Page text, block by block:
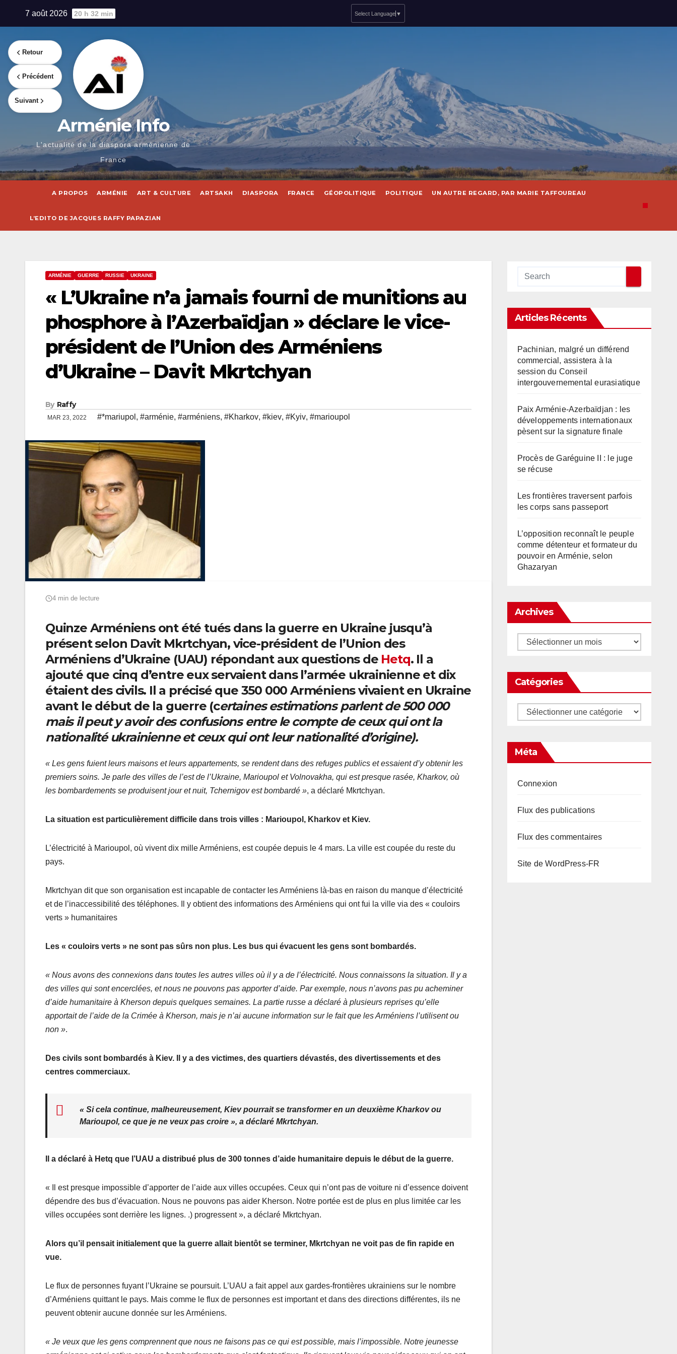
7 août 2026 20 h 32 min Select Language ▼
Arménie Info
L'actualité de la diaspora arménienne de
France
A PROPOS ARMÉNIE ART & CULTURE ARTSAKH DIASPORA FRANCE GÉOPOLITIQUE POLITIQUE UN AUTRE REGARD, PAR MARIE TAFFOUREAU
L’EDITO DE JACQUES RAFFY PAPAZIAN
ARMÉNIE GUERRE RUSSIE UKRAINE
« L’Ukraine n’a jamais fourni de munitions au
phosphore à l’Azerbaïdjan » déclare le vice-
président de l’Union des Arméniens
d’Ukraine – Davit Mkrtchyan
By Raffy
MAR 23, 2022 #*mariupol , #arménie, #arméniens, #Kharkov, #kiev, #Kyiv, #marioupol
4 min de lecture
Quinze Arméniens ont été tués dans la guerre en Ukraine jusqu’à
présent selon Davit Mkrtchyan, vice-président de l’Union des
Arméniens d’Ukraine (UAU) répondant aux questions de Hetq. Il a
ajouté que cinq d’entre eux servaient dans l’armée ukrainienne et dix
étaient des civils. Il a précisé que 350 000 Arméniens vivaient en Ukraine
avant le début de la guerre (certaines estimations parlent de 500 000
mais il peut y avoir des confusions entre le compte de ceux qui ont la
nationalité ukrainienne et ceux qui ont leur nationalité d’origine).
« Les gens fuient leurs maisons et leurs appartements, se rendent dans des refuges publics et essaient d’y obtenir les
premiers soins. Je parle des villes de l’est de l’Ukraine, Marioupol et Volnovakha, qui est presque rasée, Kharkov, où
les bombardements se produisent jour et nuit, Tchernigov est bombardé », a déclaré Mkrtchyan.
La situation est particulièrement difficile dans trois villes : Marioupol, Kharkov et Kiev.
L’électricité à Marioupol, où vivent dix mille Arméniens, est coupée depuis le 4 mars. La ville est coupée du reste du
pays.
Mkrtchyan dit que son organisation est incapable de contacter les Arméniens là-bas en raison du manque d’électricité
et de l’inaccessibilité des téléphones. Il y obtient des informations des Arméniens qui ont fui la ville via des « couloirs
verts » humanitaires
Les « couloirs verts » ne sont pas sûrs non plus. Les bus qui évacuent les gens sont bombardés.
« Nous avons des connexions dans toutes les autres villes où il y a de l’électricité. Nous connaissons la situation. Il y a
des villes qui sont encerclées, et nous ne pouvons pas apporter d’aide. Par exemple, nous n’avons pas pu acheminer
d’aide humanitaire à Kherson depuis quelques semaines. La partie russe a déclaré à plusieurs reprises qu’elle
apportait de l’aide de la Crimée à Kherson, mais je n’ai aucune information sur le fait que les Arméniens l’utilisent ou
non ».
Des civils sont bombardés à Kiev. Il y a des victimes, des quartiers dévastés, des divertissements et des
centres commerciaux.
« Si cela continue, malheureusement, Kiev pourrait se transformer en un deuxième Kharkov ou
Marioupol, ce que je ne veux pas croire », a déclaré Mkrtchyan.
Il a déclaré à Hetq que l’UAU a distribué plus de 300 tonnes d’aide humanitaire depuis le début de la guerre.
« Il est presque impossible d’apporter de l’aide aux villes occupées. Ceux qui n’ont pas de voiture ni d’essence doivent
dépendre des bus d’évacuation. Nous ne pouvons pas aider Kherson. Notre portée est de plus en plus limitée car les
villes occupées sont derrière les lignes. .) progressent », a déclaré Mkrtchyan.
Alors qu’il pensait initialement que la guerre allait bientôt se terminer, Mkrtchyan ne voit pas de fin rapide en
vue.
Le flux de personnes fuyant l’Ukraine se poursuit. L’UAU a fait appel aux gardes-frontières ukrainiens sur le nombre
d’Arméniens quittant le pays. Mais comme le flux de personnes est important et dans des directions différentes, ils ne
peuvent obtenir aucune donnée sur les Arméniens.
« Je veux que les gens comprennent que nous ne faisons pas ce qui est possible, mais l’impossible. Notre jeunesse
Articles Récents
Pachinian, malgré un différend
commercial, assistera à la
session du Conseil
intergouvernemental eurasiatique
Paix Arménie-Azerbaïdjan : les
développements internationaux
pèsent sur la signature finale
Procès de Garéguine II : le juge
se récuse
Les frontières traversent parfois
les corps sans passeport
L’opposition reconnaît le peuple
comme détenteur et formateur du
pouvoir en Arménie, selon
Ghazaryan
Archives
Archives
Catégories
Catégories
Méta
Connexion
Flux des publications
Flux des commentaires
Site de WordPress-FR
Retour
Précédent
Suivant